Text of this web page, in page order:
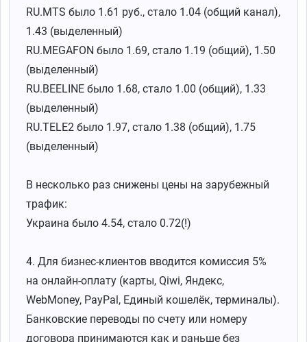
RU.MTS было 1.61 руб., стало 1.04 (общий канал),
1.43 (выделенный)
RU.MEGAFON было 1.69, стало 1.19 (общий), 1.50
(выделенный)
RU.BEELINE было 1.68, стало 1.00 (общий), 1.33
(выделенный)
RU.TELE2 было 1.97, стало 1.38 (общий), 1.75
(выделенный)
В несколько раз снижены цены на зарубежный
трафик:
Украина было 4.54, стало 0.72(!)
4. Для бизнес-клиентов вводится комиссия 5%
на онлайн-оплату (карты, Qiwi, Яндекс,
WebMoney, PayPal, Единый кошелёк, терминалы).
Банковские переводы по счету или номеру
договора принимаются как и раньше без